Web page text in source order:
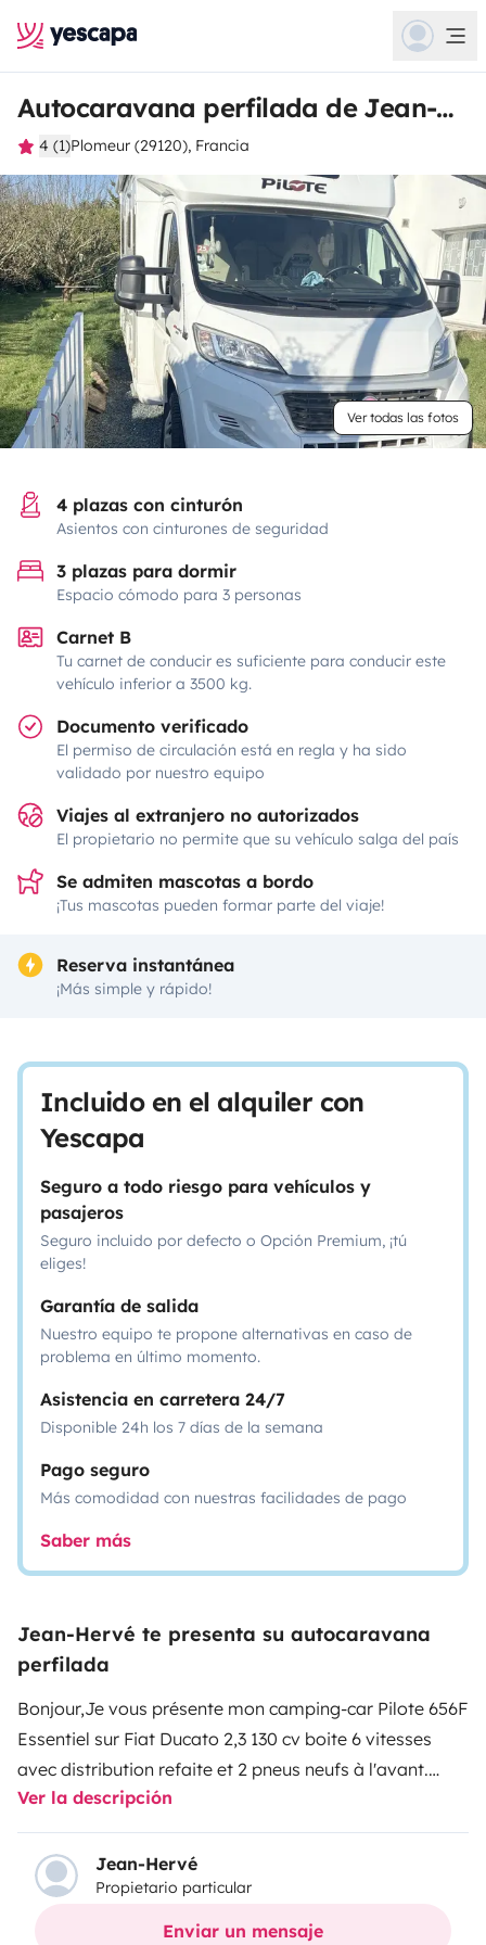
Autocaravana perfilada de Jean-Hervé
4 (1)Plomeur (29120), Francia
Ver todas las fotos
4 plazas con cinturón
Asientos con cinturones de seguridad
3 plazas para dormir
Espacio cómodo para 3 personas
Carnet B
Tu carnet de conducir es suficiente para conducir este
vehículo inferior a 3500 kg.
Documento verificado
El permiso de circulación está en regla y ha sido
validado por nuestro equipo
Viajes al extranjero no autorizados
El propietario no permite que su vehículo salga del país
Se admiten mascotas a bordo
¡Tus mascotas pueden formar parte del viaje!
Reserva instantánea
¡Más simple y rápido!
Incluido en el alquiler con
Yescapa
Seguro a todo riesgo para vehículos y
pasajeros
Seguro incluido por defecto o Opción Premium, ¡tú
eliges!
Garantía de salida
Nuestro equipo te propone alternativas en caso de
problema en último momento.
Asistencia en carretera 24/7
Disponible 24h los 7 días de la semana
Pago seguro
Más comodidad con nuestras facilidades de pago
Saber más
Jean-Hervé te presenta su autocaravana
perfilada
Bonjour,Je vous présente mon camping-car Pilote 656F
Essentiel sur Fiat Ducato 2,3 130 cv boite 6 vitesses
avec distribution refaite et 2 pneus neufs à l'avant.
Vous profitez d' un régulateur de vitesse et de la
climatisation cabine ainsi que d'un autoradio CD. Les
sièges sont tournants avec des housses neuves. Vous
avez la possibilité de rouler avec le gaz ouvert, très
utile pour les petits trajets.
Hors de stationnements
Ver la descripción
Jean-Hervé
Propietario particular
Enviar un mensaje